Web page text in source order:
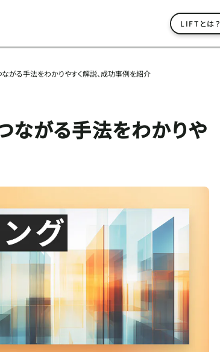
LIFTとは？
がる手法をわかりやすく解説、成功事例を紹介
ながる手法をわかりや